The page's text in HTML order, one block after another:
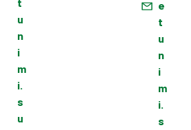
u
n
i
m
i.
s
u
e
t
u
n
i
m
i.
s